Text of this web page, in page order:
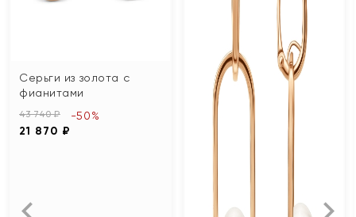
Серьги из золота с
фианитами
43 740 ₽
21 870 ₽
-50%